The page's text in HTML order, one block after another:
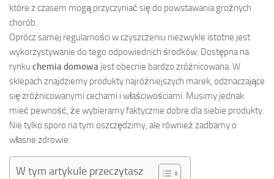
które z czasem mogą przyczyniać się do powstawania groźnych
chorób.
Oprócz samej regularności w czyszczeniu niezwykle istotne jest
wykorzystywanie do tego odpowiednich środków. Dostępna na
rynku chemia domowa jest obecnie bardzo zróżnicowana. W
sklepach znajdziemy produkty najróżniejszych marek, odznaczające
się zróżnicowanymi cechami i właściwościami. Musimy jednak
mieć pewność, że wybieramy faktycznie dobre dla siebie produkty.
Nie tylko sporo na tym oszczędzimy, ale również zadbamy o
własne zdrowie.
W tym artykule przeczytasz